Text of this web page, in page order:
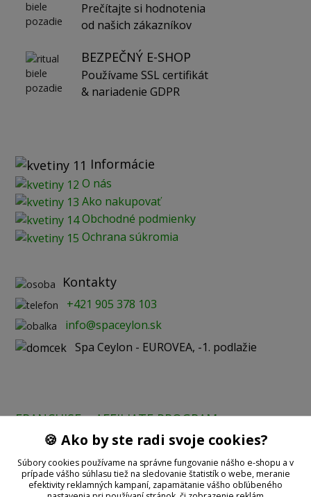
Prečítajte si hodnotenia
od našich zákazníkov
BEZPEČNÝ E-SHOP
Používame SSL certifikát
& nariadenie GDPR
Informácie
O nás
Ako nakupovať
Obchodné podmienky
Ochrana súkromia
Kontakty
+421 905 378 103
info@spaceylon.sk
Spa Ceylon - EUROVEA, -1. podlažie
FRANCHISE AFFILIATE PROGRAM
Prijímame online platby:
🍪 Ako by ste radi svoje cookies?
Súbory cookies používame na správne fungovanie nášho e-shopu a v
prípade vášho súhlasu tiež na sledovanie štatistík o webe, meranie
efektivity reklamných kampaní, zapamätanie vášho obľúbeného